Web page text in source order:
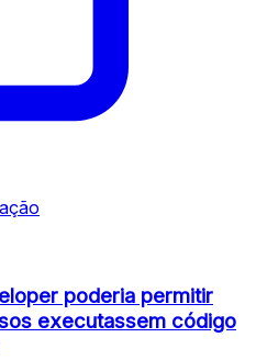
poderia permitir
executassem código